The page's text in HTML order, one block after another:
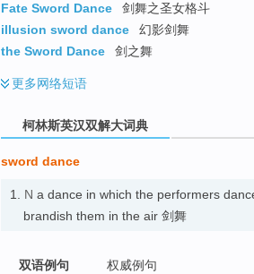
Fate Sword Dance
剑舞之圣女格斗
illusion sword dance
幻影剑舞
the Sword Dance
剑之舞
更多网络短语
柯林斯英汉双解大词典
sword dance
1. N a dance in which the performers
brandish them in the air 剑舞
双语例句 权威例句